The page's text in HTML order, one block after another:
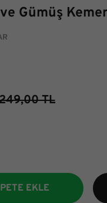
Gümüş Kemer
TL
EKLE